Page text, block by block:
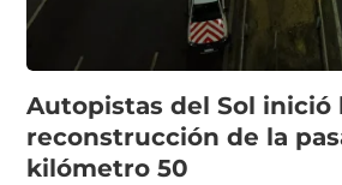
Autopistas del Sol inició
reconstrucción de la
kilómetro 50